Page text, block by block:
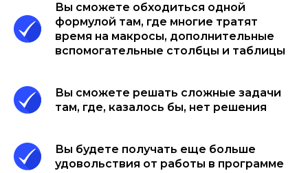
Вы сможете обходиться одной
формулой там, где многие тратят
время на макросы, дополнительные
вспомогательные столбцы и таблицы
Вы сможете решать сложные задачи
там, где, казалось бы, нет решения
Вы будете получать еще больше
удовольствия от работы в программе